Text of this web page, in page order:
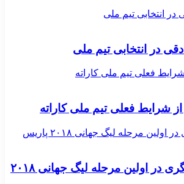
انتخابی تیم ملی
در انتخابی تیم ملی
فعلی تیم ملی کاراته
شرایط فعلی تیم ملی کاراته
مرحله لیگ جهانی ۲۰۱۸ پاریس
مسابقه بهمن عسگری در اولین مرحله لیگ جهانی ۲۰۱۸